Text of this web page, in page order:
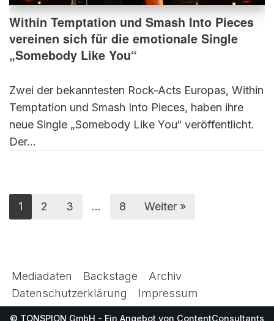
Within Temptation und Smash Into Pieces
vereinen sich für die emotionale Single
„Somebody Like You“
Zwei der bekanntesten Rock-Acts Europas, Within
Temptation und Smash Into Pieces, haben ihre
neue Single „Somebody Like You“ veröffentlicht.
Der…
1 2 3 … 8 Weiter »
Mediadaten Backstage
Archiv
Datenschutzerklärung
Impressum
© TONSPION GmbH - Ein Angebot von ContentConsultants